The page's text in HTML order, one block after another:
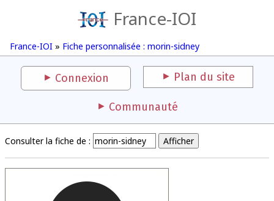
France-IOI
France-IOI » Fiche personnalisée : morin-sidney
Connexion Plan du site
Communauté
Consulter la fiche de :